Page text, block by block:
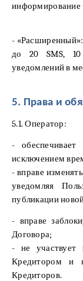
информирование
- «Расширенный»:
до 20 SMS, 10
уведомлений в
5. Права и
5.1. Оператор:
-
исключением
- вправе
уведомляя
публикации
- вправе
Договора;
- не участвует
Кредитором и
Кредиторов.